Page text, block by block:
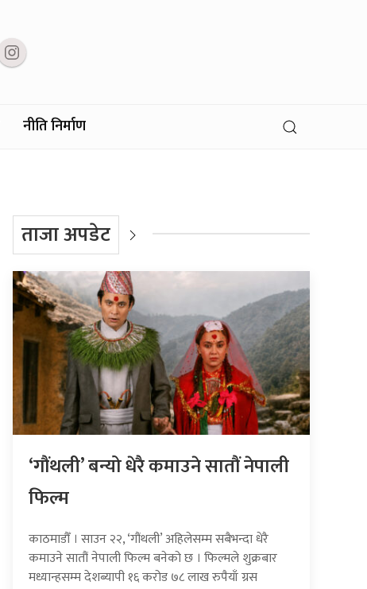
नीति निर्माण
ताजा अपडेट
‘गौंथली’ बन्यो धेरै कमाउने सातौं नेपाली
फिल्म
काठमाडौँ । साउन २२, ‘गौंथली’ अहिलेसम्म सबैभन्दा धेरै
कमाउने सातौं नेपाली फिल्म बनेको छ । फिल्मले शुक्रबार
मध्यान्हसम्म देशब्यापी १६ करोड ७८ लाख रुपैयाँ ग्रस